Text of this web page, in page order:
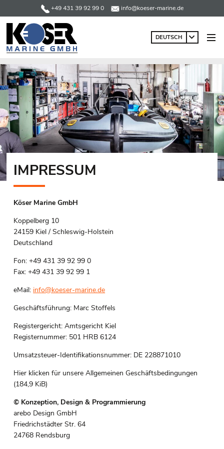
+49 431 39 92 99 0 info@koeser-marine.de
DEUTSCH
IMPRESSUM
Köser Marine GmbH
Koppelberg 10
24159 Kiel / Schleswig-Holstein
Deutschland
Fon: +49 431 39 92 99 0
Fax: +49 431 39 92 99 1
eMail: info@koeser-marine.de
Geschäftsführung: Marc Stoffels
Registergericht: Amtsgericht Kiel
Registernummer: 501 HRB 6124
Umsatzsteuer-Identifikationsnummer: DE 228871010
Hier klicken für unsere Allgemeinen Geschäftsbedingungen
(184,9 KiB)
© Konzeption, Design & Programmierung
arebo Design GmbH
Friedrichstädter Str. 64
24768 Rendsburg